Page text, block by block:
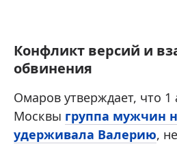
Конфликт версий и
обвинения
Омаров утверждает, что 1
Москвы группа мужчин
удерживала Валерию,